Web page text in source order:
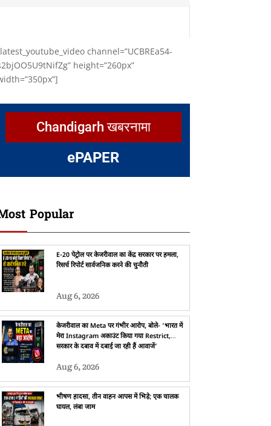
channel=”UCBREa54-
height=”260px”
Chandigarh खबरनामा
ePAPER
Popular
E-20 पेट्रोल पर केजरीवाल का केंद्र सरकार पर हमला,
रिसर्च रिपोर्ट सार्वजनिक करने की चुनौती
Aug 6, 2026
केजरीवाल का Meta पर गंभीर आरोप, बोले- ‘भारत में
मेरा Instagram अकाउंट किया गया Restrict,
सरकार के दबाव में दबाई जा रही हैं आवाजें’
Aug 6, 2026
भीषण हादसा, तीन वाहन आपस में भिड़े; एक चालक
घायल, लंबा जाम